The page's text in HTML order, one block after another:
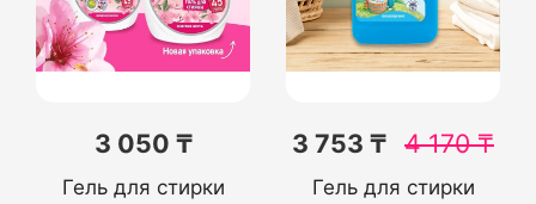
3 050 ₸
Гель для стирки
3 753 ₸ 4 170₸
Гель для стирки